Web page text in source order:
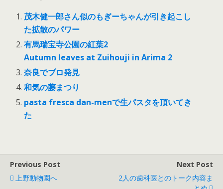
茂木健一郎さん似のもぎーちゃんが引き起こし
た拡散のパワー
有馬瑞宝寺公園の紅葉2
Autumn leaves at Zuihouji in Arima 2
奈良でブロ発見
和気の藤まつり
pasta fresca dan-menで生パスタを頂いてき
た
Previous Post
上野動物園へ
Next Post
2人の歯科医とのトーク内容ま